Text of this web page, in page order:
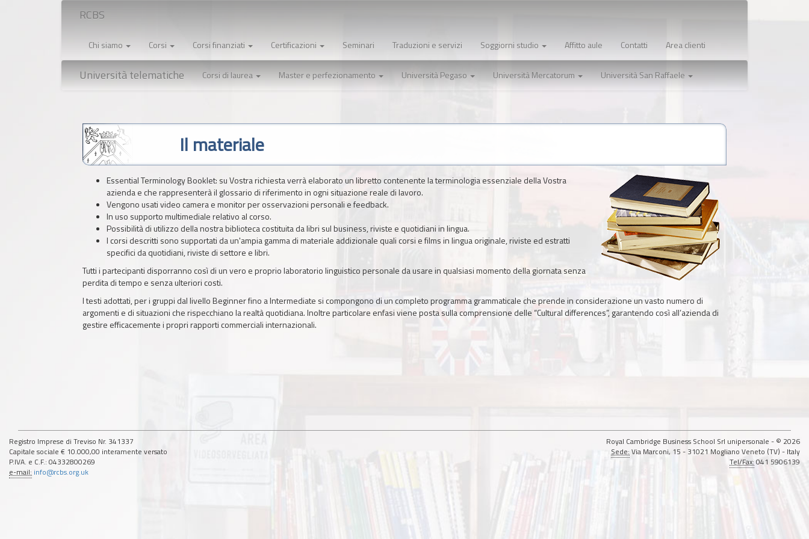
RCBS
Chi siamo Corsi Corsi finanziati Certificazioni Seminari Traduzioni e servizi Soggiorni studio Affitto aule Contatti Area clienti
Università telematiche Corsi di laurea Master e perfezionamento Università Pegaso Università Mercatorum Università San Raffaele
Il materiale
Essential Terminology Booklet: su Vostra richiesta verrà elaborato un libretto contenente la terminologia essenziale della Vostra
azienda e che rappresenterà il glossario di riferimento in ogni situazione reale di lavoro.
Vengono usati video camera e monitor per osservazioni personali e feedback.
In uso supporto multimediale relativo al corso.
Possibilità di utilizzo della nostra biblioteca costituita da libri sul business, riviste e quotidiani in lingua.
I corsi descritti sono supportati da un'ampia gamma di materiale addizionale quali corsi e films in lingua originale, riviste ed estratti
specifici da quotidiani, riviste di settore e libri.
Tutti i partecipanti disporranno così di un vero e proprio laboratorio linguistico personale da usare in qualsiasi momento della giornata senza
perdita di tempo e senza ulteriori costi.
I testi adottati, per i gruppi dal livello Beginner fino a Intermediate si compongono di un completo programma grammaticale che prende in considerazione un vasto numero di
argomenti e di situazioni che rispecchiano la realtà quotidiana. Inoltre particolare enfasi viene posta sulla comprensione delle “Cultural differences”, garantendo così all’azienda di
gestire efficacemente i propri rapporti commerciali internazionali.
Registro Imprese di Treviso Nr. 341337
Capitale sociale € 10.000,00 interamente versato
P.IVA. e C.F.: 04332800269
e-mail: info@rcbs.org.uk
Royal Cambridge Business School Srl unipersonale - © 2026
Sede:Via Marconi, 15 - 31021 Mogliano Veneto (TV) - Italy
Tel/Fax:041 5906139